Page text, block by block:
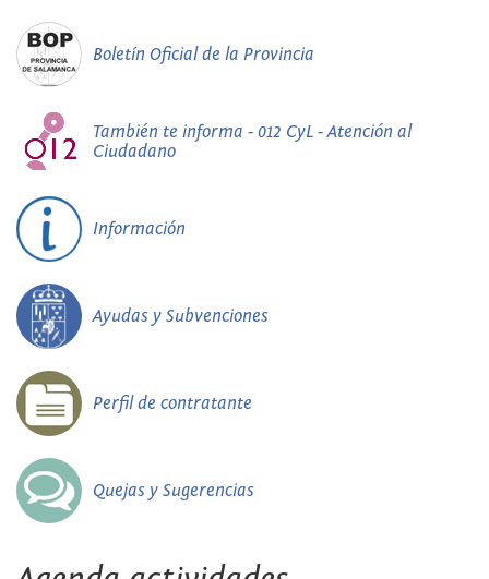
Boletín Oficial de la Provincia
También te informa - 012 CyL - Atención al
Ciudadano
Información
Ayudas y Subvenciones
Perfil de contratante
Quejas y Sugerencias